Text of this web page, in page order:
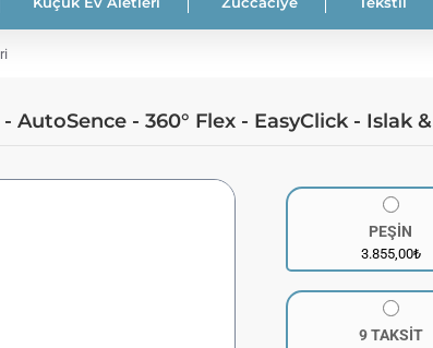
AutoSence - 360° Flex - EasyClick - Islak &
PEŞİN
3.855,00₺
9 TAKSİT